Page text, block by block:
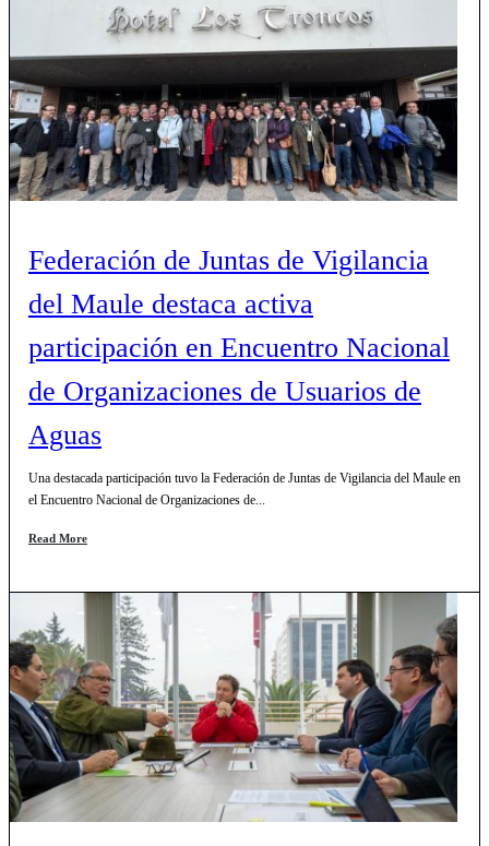
Federación de Juntas de Vigilancia
del Maule destaca activa
participación en Encuentro Nacional
de Organizaciones de Usuarios de
Aguas
Una destacada participación tuvo la Federación de Juntas de Vigilancia del Maule en
el Encuentro Nacional de Organizaciones de...
Read More